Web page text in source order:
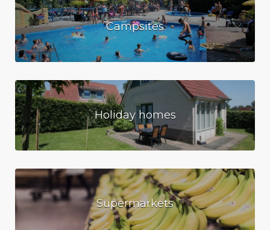
Campsites
Holiday homes
Supermarkets